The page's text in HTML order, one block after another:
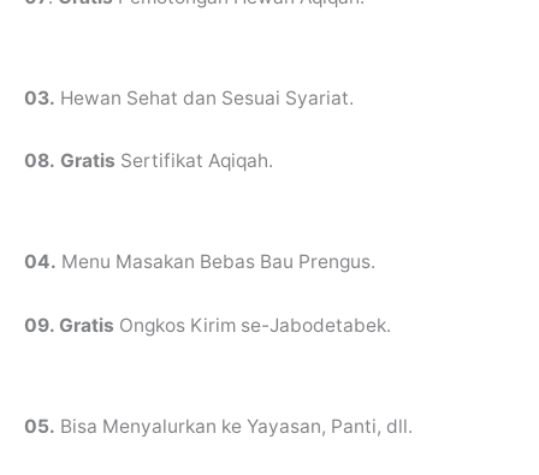
03. Hewan Sehat dan Sesuai Syariat.
08. Gratis Sertifikat Aqiqah.
04. Menu Masakan Bebas Bau Prengus.
09. Gratis Ongkos Kirim se-Jabodetabek.
05. Bisa Menyalurkan ke Yayasan, Panti, dll.